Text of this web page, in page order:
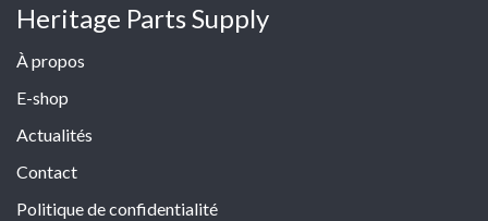
Heritage Parts Supply
À propos
E-shop
Actualités
Contact
Politique de confidentialité